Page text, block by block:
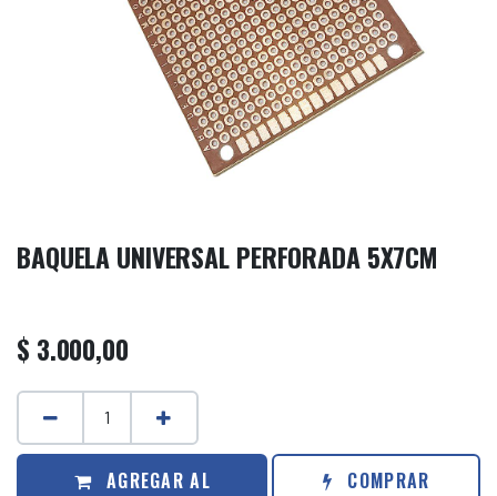
BAQUELA UNIVERSAL PERFORADA 5X7CM
$ 3.000,00
AGREGAR AL
COMPRAR